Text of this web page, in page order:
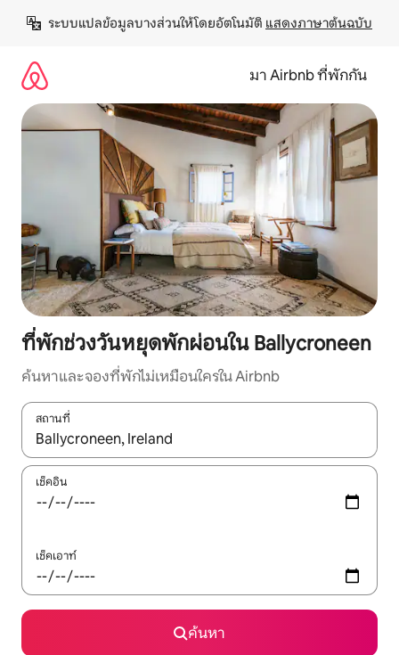
เนื้อหา
ระบบแปลข้อมูลบางส่วนให้โดยอัตโนมัติ แสดงภาษาต้นฉบับ
มา Airbnb ที่พักกัน
ที่พักช่วงวันหยุดพักผ่อนใน Ballycroneen
ค้นหาและจองที่พักไม่เหมือนใครใน Airbnb
สถานที่
ใช้ลูกศรขึ้นลง หรือใช้การสัมผัสหรือปัด เพื่อสำรวจผลการค้นหา
เช็คอิน
เช็คเอาท์
ค้นหา